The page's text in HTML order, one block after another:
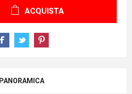
ACQUISTA
PANORAMICA